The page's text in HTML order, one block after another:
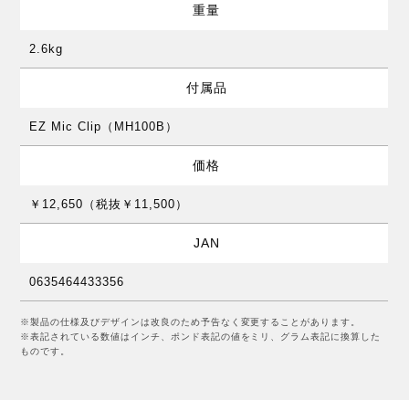
重量
2.6kg
付属品
EZ Mic Clip（MH100B）
価格
￥12,650（税抜￥11,500）
JAN
0635464433356
※製品の仕様及びデザインは改良のため予告なく変更することがあります。
※表記されている数値はインチ、ポンド表記の値をミリ、グラム表記に換算した
ものです。